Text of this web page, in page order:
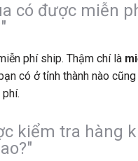
có được miễn
phí ship. Thậm chí là
có ở tỉnh thành nào
kiểm tra hàng